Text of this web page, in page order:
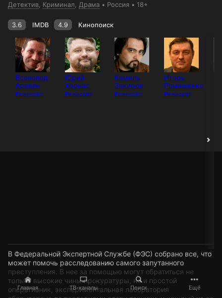
Главная ТВ-каналы Поиск Ещё
Детектив Криминал Драма Россия 18+
3.6 IMDB 4.9 Кинопоиск
Всеволод
Аравин
Режиссёр
Юрий
Харнас
Режиссёр
Камиль
Закиров
Режиссёр
Игорь
Ромащенко
Режиссёр
В Федеральной Экспертной Службе (ФЭС) собрано все, что
может помочь расследованию самого запутанного
преступления. В нее за помощью могут обратиться не
только высокие чины прокуратуры, но и простой
оперативник, экспериментальная лаборатория